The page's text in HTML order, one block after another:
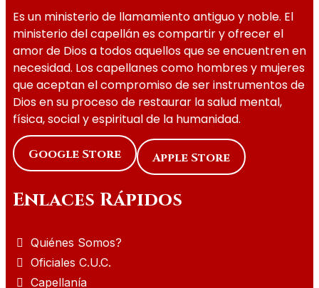
Es un ministerio de llamamiento antiguo y noble. El
ministerio del capellán es compartir y ofrecer el
amor de Dios a todos aquellos que se encuentren en
necesidad. Los capellanes como hombres y mujeres
que aceptan el compromiso de ser instrumentos de
Dios en su proceso de restaurar la salud mental,
física, social y espiritual de la humanidad.
Google Store Apple Store
Enlaces Rápidos
Quiénes Somos?
Oficiales C.U.C.
Capellanía